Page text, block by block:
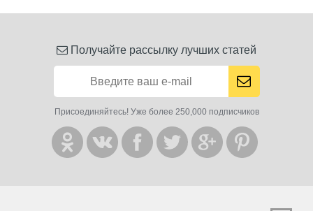
Получайте рассылку лучших статей
Присоединяйтесь! Уже более 250,000 подписчиков